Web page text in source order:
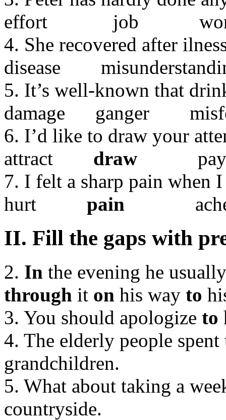
effort job
4. She recovered after
disease
5. It’s well-known that
damage ganger
6. I’d like to draw your
attract
draw
7. I felt a sharp pain when
hurt
pain
II. Fill the gaps with
2. In the evening he
through it on his way to
3. You should apologize to
4. The elderly people
grandchildren.
5. What about taking a
countryside.